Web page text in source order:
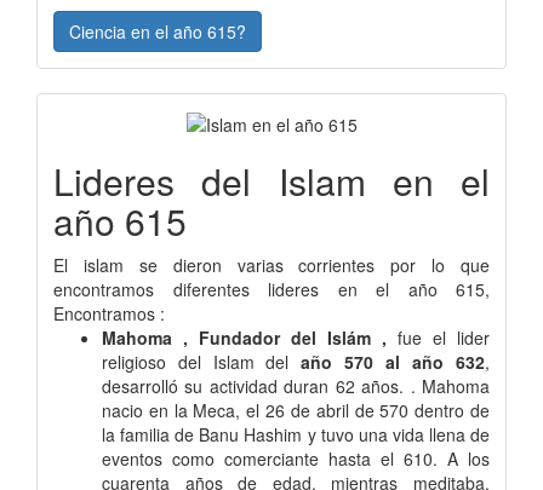
Ciencia en el año 615?
Lideres del Islam en el
año 615
El islam se dieron varias corrientes por lo que
encontramos diferentes lideres en el año 615,
Encontramos :
Mahoma , Fundador del Islám , fue el lider
religioso del Islam del año 570 al año 632,
desarrolló su actividad duran 62 años. . Mahoma
nacio en la Meca, el 26 de abril de 570 dentro de
la familia de Banu Hashim y tuvo una vida llena de
eventos como comerciante hasta el 610. A los
cuarenta años de edad, mientras meditaba,